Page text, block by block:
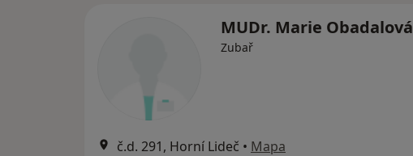
MUDr. Marie Obadalová
Zubař
č.d. 291, Horní Lideč • Mapa